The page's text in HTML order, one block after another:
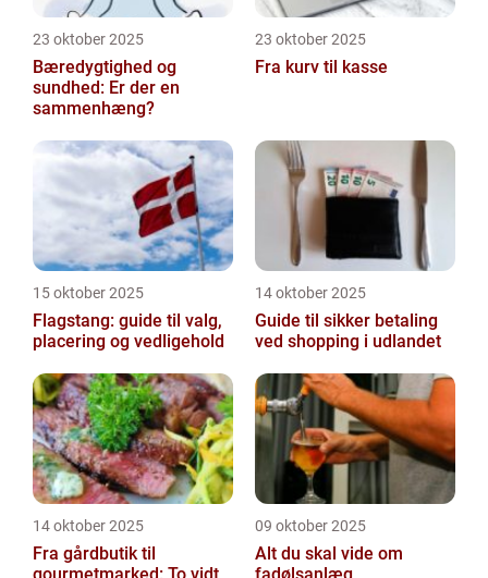
23 oktober 2025
Bæredygtighed og
sundhed: Er der en
sammenhæng?
23 oktober 2025
Fra kurv til kasse
15 oktober 2025
Flagstang: guide til valg,
placering og vedligehold
14 oktober 2025
Guide til sikker betaling
ved shopping i udlandet
14 oktober 2025
Fra gårdbutik til
09 oktober 2025
Alt du skal vide om